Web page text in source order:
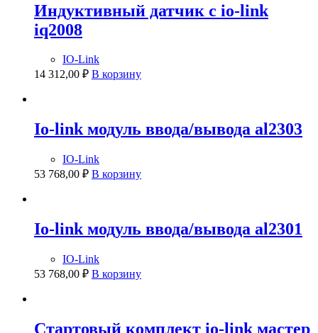
Индуктивный датчик с io-link
iq2008
IO-Link
14 312,00 ₽ В корзину
Io-link модуль ввода/вывода al2303
IO-Link
53 768,00 ₽ В корзину
Io-link модуль ввода/вывода al2301
IO-Link
53 768,00 ₽ В корзину
Стартовый комплект io-link мастер